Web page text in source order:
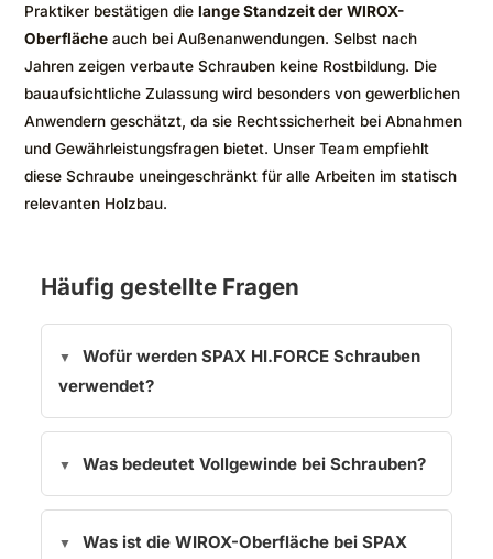
Praktiker bestätigen die lange Standzeit der WIROX-
Oberfläche auch bei Außenanwendungen. Selbst nach
Jahren zeigen verbaute Schrauben keine Rostbildung. Die
bauaufsichtliche Zulassung wird besonders von gewerblichen
Anwendern geschätzt, da sie Rechtssicherheit bei Abnahmen
und Gewährleistungsfragen bietet. Unser Team empfiehlt
diese Schraube uneingeschränkt für alle Arbeiten im statisch
relevanten Holzbau.
Häufig gestellte Fragen
Wofür werden SPAX HI.FORCE Schrauben
verwendet?
Was bedeutet Vollgewinde bei Schrauben?
Was ist die WIROX-Oberfläche bei SPAX